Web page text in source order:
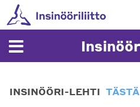
Skip
to
content
INSINÖÖRI-LEHTI